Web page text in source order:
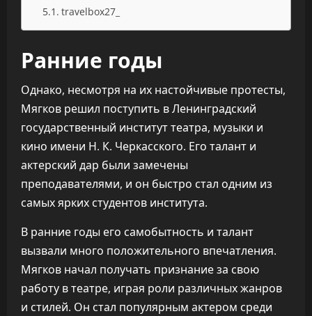
travelbox27_
Ранние годы
Однако, несмотря на их настойчивые протесты,
Мягков решил поступить в Ленинградский
государственный институт театра, музыки и
кино имени Н. К. Черкасского. Его талант и
актерский дар были замечены
преподавателями, и он быстро стал одним из
самых ярких студентов института.
В ранние годы его самобытность и талант
вызвали много положительного впечатления.
Мягков начал получать признание за свою
работу в театре, играя роли различных жанров
и стилей. Он стал популярным актером среди